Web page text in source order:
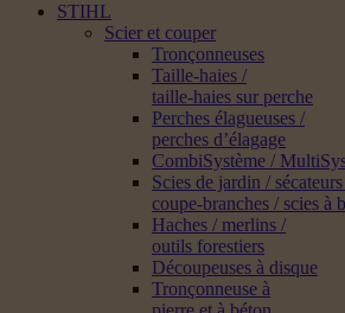
STIHL
Scier et couper
Tronçonneuses
Taille-haies /
taille-haies sur perche
Perches élagueuses /
perches d’élagage
CombiSystème /
Scies de jardin /
coupe-branches / scies à
Haches / merlins /
outils forestiers
Découpeuses à disque
Tronçonneuse à